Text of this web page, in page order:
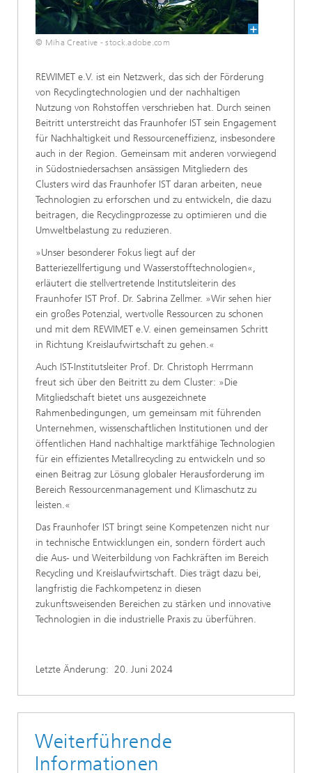
© Miha Creative - stock.adobe.com
REWIMET e.V. ist ein Netzwerk, das sich der Förderung
von Recyclingtechnologien und der nachhaltigen
Nutzung von Rohstoffen verschrieben hat. Durch seinen
Beitritt unterstreicht das Fraunhofer IST sein Engagement
für Nachhaltigkeit und Ressourceneffizienz, insbesondere
auch in der Region. Gemeinsam mit anderen vorwiegend
in Südostniedersachsen ansässigen Mitgliedern des
Clusters wird das Fraunhofer IST daran arbeiten, neue
Technologien zu erforschen und zu entwickeln, die dazu
beitragen, die Recyclingprozesse zu optimieren und die
Umweltbelastung zu reduzieren.
»Unser besonderer Fokus liegt auf der
Batteriezellfertigung und Wasserstofftechnologien«,
erläutert die stellvertretende Institutsleiterin des
Fraunhofer IST Prof. Dr. Sabrina Zellmer. »Wir sehen hier
ein großes Potenzial, wertvolle Ressourcen zu schonen
und mit dem REWIMET e.V. einen gemeinsamen Schritt
in Richtung Kreislaufwirtschaft zu gehen.«
Auch IST-Institutsleiter Prof. Dr. Christoph Herrmann
freut sich über den Beitritt zu dem Cluster: »Die
Mitgliedschaft bietet uns ausgezeichnete
Rahmenbedingungen, um gemeinsam mit führenden
Unternehmen, wissenschaftlichen Institutionen und der
öffentlichen Hand nachhaltige marktfähige Technologien
für ein effizientes Metallrecycling zu entwickeln und so
einen Beitrag zur Lösung globaler Herausforderung im
Bereich Ressourcenmanagement und Klimaschutz zu
leisten.«
Das Fraunhofer IST bringt seine Kompetenzen nicht nur
in technische Entwicklungen ein, sondern fördert auch
die Aus- und Weiterbildung von Fachkräften im Bereich
Recycling und Kreislaufwirtschaft. Dies trägt dazu bei,
langfristig die Fachkompetenz in diesen
zukunftsweisenden Bereichen zu stärken und innovative
Technologien in die industrielle Praxis zu überführen.
Letzte Änderung: 20. Juni 2024
Weiterführende
Informationen